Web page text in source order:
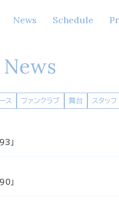
News Schedule
News
ス ファンクラブ 舞台 スタッフ
」
」